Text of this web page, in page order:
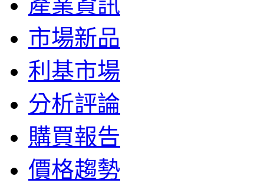
市場新品
利基市場
分析評論
購買報告
價格趨勢